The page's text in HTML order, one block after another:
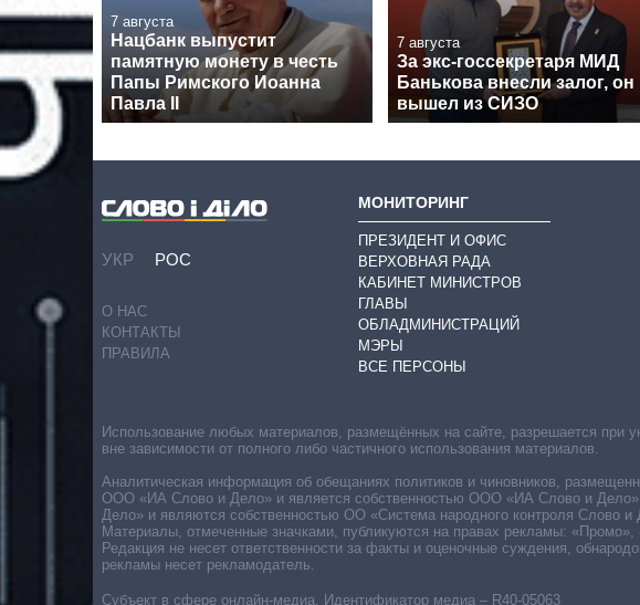
7 августа
Нацбанк выпустит
памятную монету в честь
Папы Римского Иоанна
Павла II
7 августа
За экс-госсекретаря МИД
Банькова внесли залог, он
вышел из СИЗО
УКР РОС
О НАС
КОНТАКТЫ
ПРАВИЛА
МОНИТОРИНГ
ПРЕЗИДЕНТ И ОФИС
ВЕРХОВНАЯ РАДА
КАБИНЕТ МИНИСТРОВ
ГЛАВЫ
ОБЛАДМИНИСТРАЦИЙ
МЭРЫ
ВСЕ ПЕРСОНЫ
Субъект в сфере онлайн-медиа. Идентификатор медиа – R40-05063
Использование любых материалов, размещённых на сайте, разрешается при
вне зависимости от полного либо частичного использования материалов.
Аналитическая информация об обещаниях политиков и чиновников,
ООО «ИА Слово и Дело» и является собственностью ООО «ИА Слово и
Дело» и являются собственностью ОО «Система народного контроля Слово и
Материалы, отмеченные значками, публикуются на правах рекламы:
Редакция не несет ответственности за факты и оценочные суждения,
рекламы несет рекламодатель.